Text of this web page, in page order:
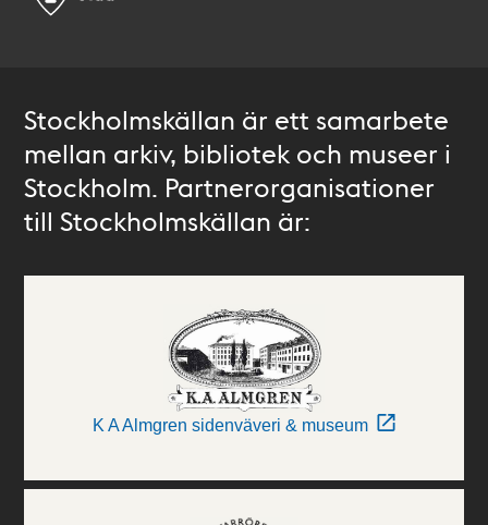
Stockholmskällan är ett samarbete
mellan arkiv, bibliotek och museer i
Stockholm. Partnerorganisationer
till Stockholmskällan är:
K A Almgren sidenväveri & museum